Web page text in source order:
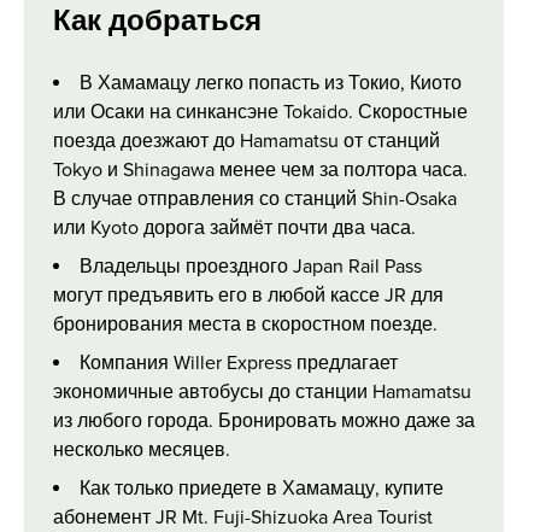
Как добраться
В Хамамацу легко попасть из Токио, Киото
или Осаки на синкансэне Tokaido. Скоростные
поезда доезжают до Hamamatsu от станций
Tokyo и Shinagawa менее чем за полтора часа.
В случае отправления со станций Shin-Osaka
или Kyoto дорога займёт почти два часа.
Владельцы проездного Japan Rail Pass
могут предъявить его в любой кассе JR для
бронирования места в скоростном поезде.
Компания Willer Express предлагает
экономичные автобусы до станции Hamamatsu
из любого города. Бронировать можно даже за
несколько месяцев.
Как только приедете в Хамамацу, купите
абонемент JR Mt. Fuji-Shizuoka Area Tourist